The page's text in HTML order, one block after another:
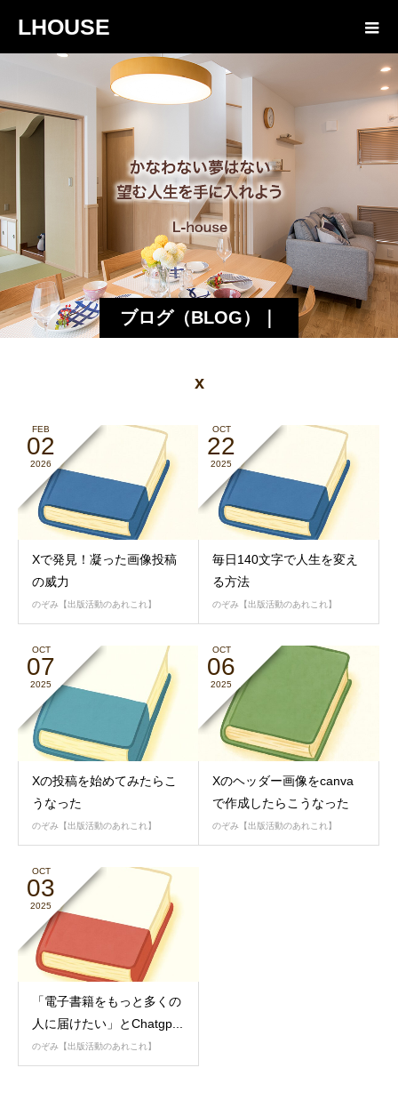
LHOUSE
ブログ（BLOG）｜
x
FEB
02
2026
Xで発見！凝った画像投稿
の威力
のぞみ【出版活動のあれこれ】
OCT
22
2025
毎日140文字で人生を変え
る方法
のぞみ【出版活動のあれこれ】
OCT
07
2025
Xの投稿を始めてみたらこ
うなった
のぞみ【出版活動のあれこれ】
OCT
06
2025
Xのヘッダー画像をcanva
で作成したらこうなった
のぞみ【出版活動のあれこれ】
OCT
03
2025
「電子書籍をもっと多くの
人に届けたい」とChatgp...
のぞみ【出版活動のあれこれ】